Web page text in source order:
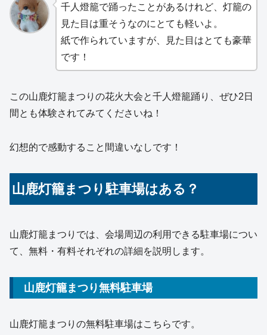
千人燈籠で踊ったことがあるけれど、灯籠の
見た目は重そうなのにとても軽いよ。
紙で作られていますが、見た目はとても豪華
です！
この山鹿灯籠まつりの花火大会と千人燈籠踊り、ぜひ2日
間とも体験されてみてくださいね！
幻想的で感動すること間違いなしです！
山鹿灯籠まつり駐車場はある？
山鹿灯籠まつりでは、会場周辺の利用できる駐車場につい
て、無料・有料それぞれの詳細を説明します。
山鹿灯籠まつり無料駐車場
山鹿灯籠まつりの無料駐車場はこちらです。